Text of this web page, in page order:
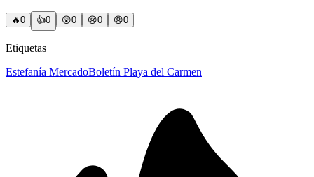
🔥0 👍0 😲0 😢0 😠0
Etiquetas
Estefanía MercadoBoletín Playa del Carmen